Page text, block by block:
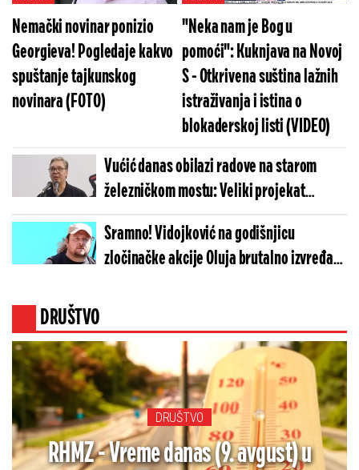
Nemački novinar ponizio
Georgieva! Pogledaje kakvo
spuštanje tajkunskog
novinara (FOTO)
"Neka nam je Bog u
pomoći": Kuknjava na Novoj
S - Otkrivena suština lažnih
istraživanja i istina o
blokaderskoj listi (VIDEO)
Vućić danas obilazi radove na starom
železničkom mostu: Veliki projekat
"Beograd na vodi" ulazi u novu fazu
Sramno! Vidojković na godišnjicu
zločinačke akcije Oluja brutalno izvređao
DRUŠTVO
DRUŠTVO
RHMZ - Vreme danas (9. avgust) u